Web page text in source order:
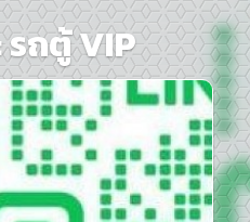
รถตู้ VIP